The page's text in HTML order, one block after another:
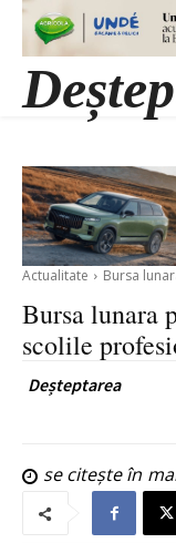
Actualitate Bursa
Bursa lunara
scolile
Deșteptarea
se citește în